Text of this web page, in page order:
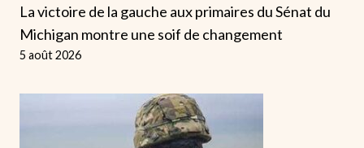
La victoire de la gauche aux primaires du Sénat du
Michigan montre une soif de changement
5 août 2026